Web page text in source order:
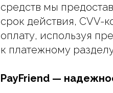
средств мы
срок действия, CVV-
оплату, используя
к платежному
PayFriend —